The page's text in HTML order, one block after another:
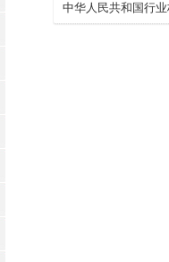
中华人民共和国行
集料试验规程,（JTJ